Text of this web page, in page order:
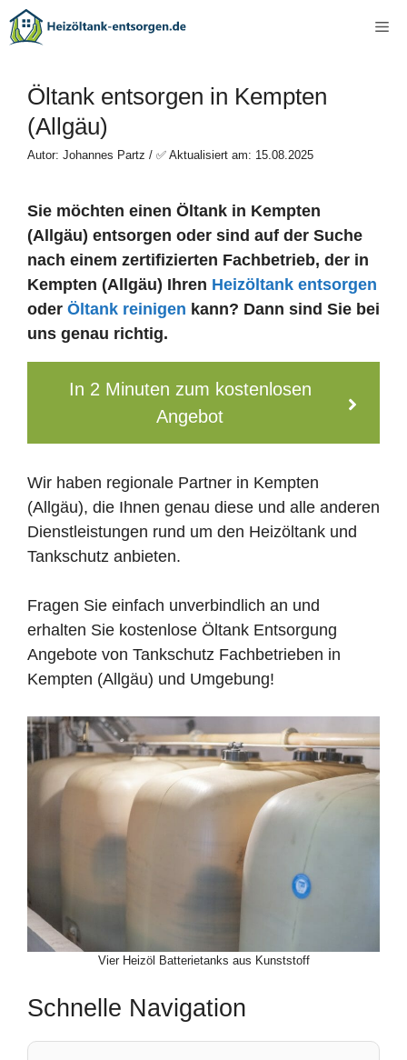
Zum
Inhalt
Öltank entsorgen in Kempten
(Allgäu)
Autor: Johannes Partz / ✅ Aktualisiert am: 15.08.2025
Sie möchten einen Öltank in Kempten
(Allgäu) entsorgen oder sind auf der Suche
nach einem zertifizierten Fachbetrieb, der in
Kempten (Allgäu) Ihren Heizöltank entsorgen
oder Öltank reinigen kann? Dann sind Sie bei
uns genau richtig.
In 2 Minuten zum kostenlosen
Angebot
Wir haben regionale Partner in Kempten
(Allgäu), die Ihnen genau diese und alle anderen
Dienstleistungen rund um den Heizöltank und
Tankschutz anbieten.
Fragen Sie einfach unverbindlich an und
erhalten Sie kostenlose Öltank Entsorgung
Angebote von Tankschutz Fachbetrieben in
Kempten (Allgäu) und Umgebung!
Vier Heizöl Batterietanks aus Kunststoff
Schnelle Navigation